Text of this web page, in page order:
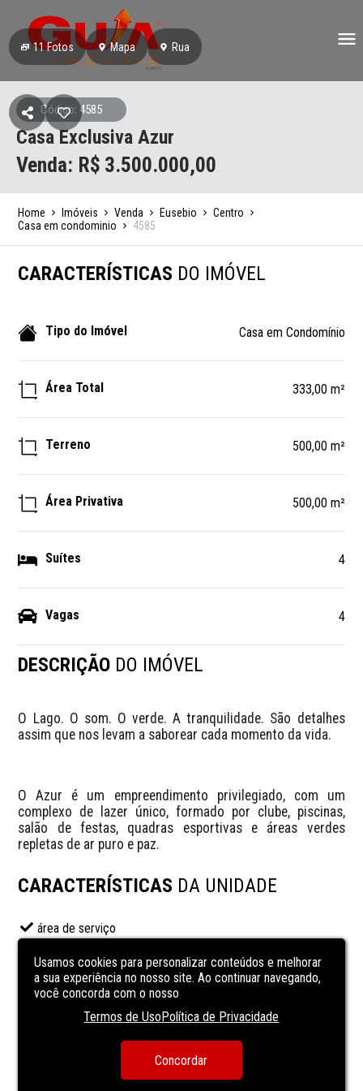
11Fotos Mapa Rua
Código: 4585
Casa Exclusiva Azur
Venda: R$ 3.500.000,00
Home Imóveis Venda Eusebio
Centro
Casa em condominio
4585
CARACTERÍSTICAS DO IMÓVEL
Tipo do Imóvel Casa em Condomínio
Área Total 333,00 m²
Terreno 500,00 m²
Área Privativa 500,00 m²
Suítes 4
Vagas 4
DESCRIÇÃO DO IMÓVEL
O Lago. O som. O verde. A tranquilidade. São detalhes
assim que nos levam a saborear cada momento da vida.
O Azur é um empreendimento privilegiado, com um
complexo de lazer único, formado por clube, piscinas,
salão de festas, quadras esportivas e áreas verdes
repletas de ar puro e paz.
CARACTERÍSTICAS DA UNIDADE
área de serviço
lavabo
lavanderia
Sala de almoço
Usamos cookies para personalizar conteúdos e melhorar
a sua experiência no nosso site. Ao continuar navegando,
você concorda com o nosso
Termos de UsoPolítica de Privacidade
Concordar